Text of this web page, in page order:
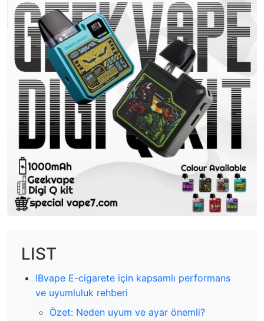
LIST
IBvape E-cigarete için kapsamlı performans
ve uyumluluk rehberi
Özet: Neden uyum ve ayar önemli?